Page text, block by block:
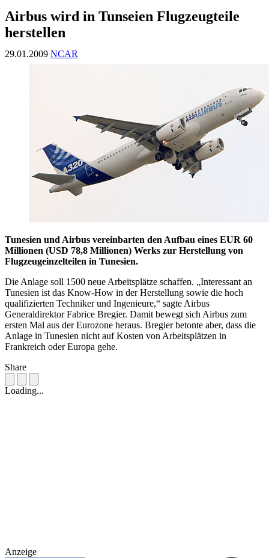
Airbus wird in Tunseien Flugzeugteile
herstellen
29.01.2009 NCAR
Tunesien und Airbus vereinbarten den Aufbau eines EUR 60
Millionen (USD 78,8 Millionen) Werks zur Herstellung von
Flugzeugeinzelteilen in Tunesien.
Die Anlage soll 1500 neue Arbeitsplätze schaffen. „Interessant an
Tunesien ist das Know-How in der Herstellung sowie die hoch
qualifizierten Techniker und Ingenieure,“ sagte Airbus
Generaldirektor Fabrice Bregier. Damit bewegt sich Airbus zum
ersten Mal aus der Eurozone heraus. Bregier betonte aber, dass die
Anlage in Tunesien nicht auf Kosten von Arbeitsplätzen in
Frankreich oder Europa gehe.
Share
Loading...
Anzeige